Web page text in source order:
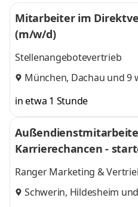
Mitarbeiter im
(m/w/d)
Stellenangebotevertrieb
München, Dachau und 9
in etwa 1 Stunde
Karrierechancen -
Ranger Marketing &
Schwerin, Hildesheim